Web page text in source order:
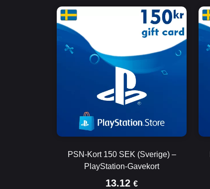
PSN-Kort 150 SEK (Sverige) –
PlayStation-Gavekort
13.12 €